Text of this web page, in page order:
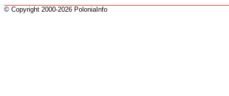
© Copyright 2000-2026 PoloniaInfo